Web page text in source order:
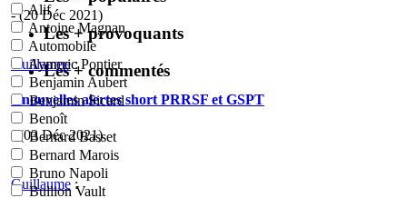
Alif
Antoine Magnan
Automobile
Aymeric Pontier
Benjamin Aubert
Benjamin Sicard
Benoît
Bernard Basset
Bernard Marois
Bruno Napoli
Bullion Vault
Les + provoquants
Les + commentés
- (20 Déc 2021)
Guillaume:
2 nouvelles alertes short PRRSF et GSPT
- (03 Déc 2021)
Guillaume :